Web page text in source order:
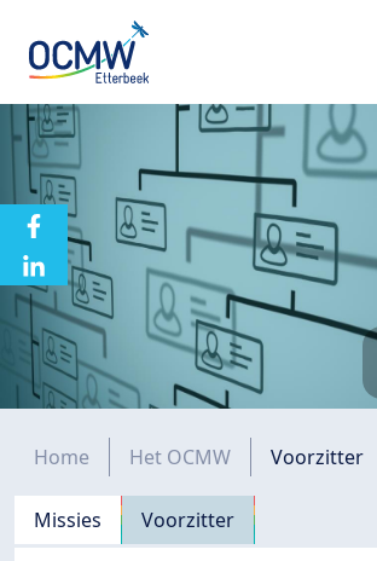
Kruimelpad
Home Het OCMW Voorzitter
Navigation principale
Missies
Voorzitter